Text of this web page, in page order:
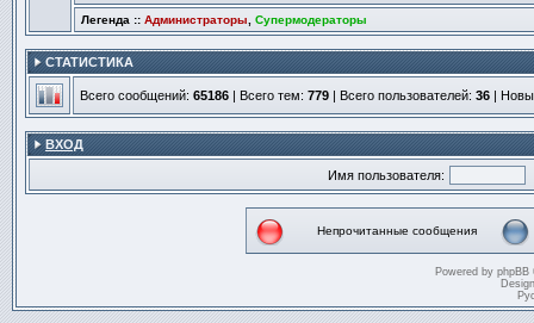
Легенда :: Администраторы Супермодераторы
СТАТИСТИКА
Всего сообщений: 65186 | Всего тем: 779 | Всего пользователей: 36 |
ВХОД
Имя пользователя:
Непрочитанные
Непрочитанные сообщения
Powered by phpBB